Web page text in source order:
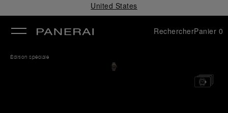
United States
RechercherPanier 0
Édition spéciale